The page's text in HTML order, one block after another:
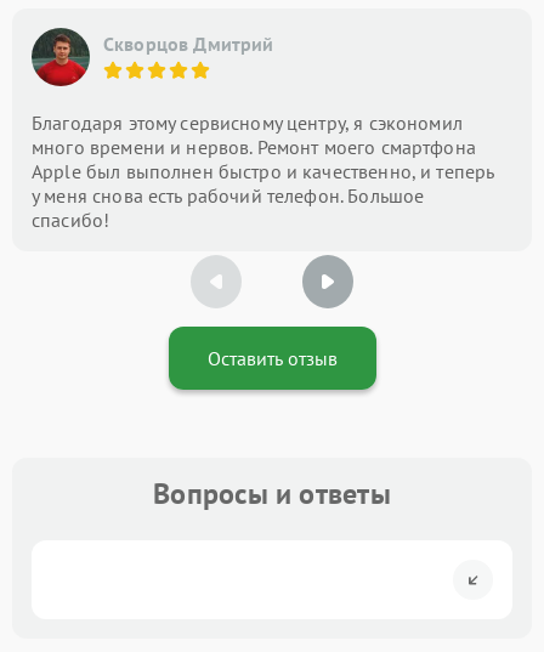
Скворцов Дмитрий
Благодаря этому сервисному центру, я сэкономил
много времени и нервов. Ремонт моего смартфона
Apple был выполнен быстро и качественно, и теперь
у меня снова есть рабочий телефон. Большое
спасибо!
Оставить отзыв
Вопросы и ответы